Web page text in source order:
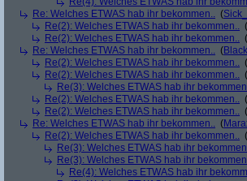
Re: Welches ETWAS hab ihr bekommen.. (
Re(2): Welches ETWAS hab ihr bekommen.. (
Re(2): Welches ETWAS hab ihr bekommen.. (
Re: Welches ETWAS hab ihr bekommen.. (
Re(2): Welches ETWAS hab ihr bekommen.. (
Re(2): Welches ETWAS hab ihr bekommen.. (
Re(3): Welches ETWAS hab ihr
Re(2): Welches ETWAS hab ihr bekommen.. (
Re(2): Welches ETWAS hab ihr bekommen.. (
Re: Welches ETWAS hab ihr bekommen.. (
Re(2): Welches ETWAS hab ihr bekommen.. (
Re(3): Welches ETWAS hab ihr
Re(3): Welches ETWAS hab ihr
Re(4): Welches ETWAS hab ihr